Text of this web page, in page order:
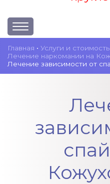
Услуги и стоимость
Отзывы
Главная • Услуги и стоимость
Лечение наркомании на
Лечение зависимости от